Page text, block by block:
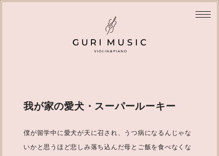
我が家の愛犬・スーパールーキー
僕が留学中に愛犬が天に召され、うつ病になるんじゃな
いかと思うほど悲しみ落ち込んだ母とご飯を食べなくな